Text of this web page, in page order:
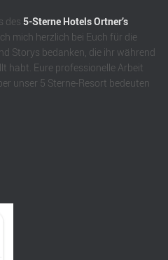
des 5-Sterne Hotels Ortner’s
mich herzlich bei Euch für die
Storys bedanken, die ihr während
habt. Eure professionelle Arbeit
unser 5 Sterne-Resort bedeuten